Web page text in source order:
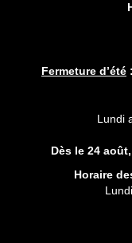
Fermeture d’été :
Lundi
Dès le 24
Horaire